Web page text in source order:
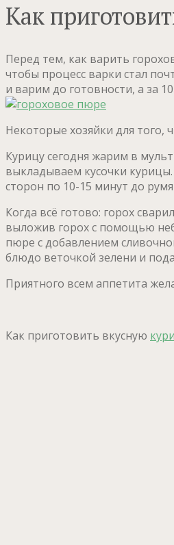
Как
Перед тем, как варить
чтобы процесс варки стал
и варим до готовности, а за
Некоторые хозяйки для того,
Курицу сегодня жарим в
выкладываем кусочки
сторон по 10-15 минут до
Когда всё готово: горох
выложив горох с помощью
пюре с добавлением
блюдо веточкой зелени и
Приятного всем аппетита
Как приготовить вкусную